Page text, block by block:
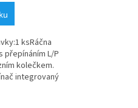
ksRáčna
přepínáním L/P
kolečkem.
integrovaný